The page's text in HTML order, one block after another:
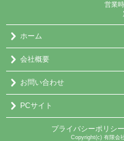
営業
ホーム
会社概要
お問い合わせ
PCサイト
プライバシーポリシー
Copyright(c) 有限会